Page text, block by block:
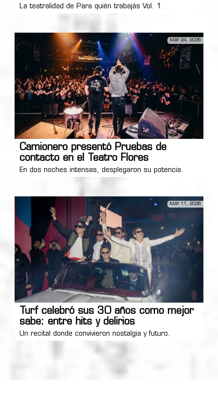
La teatralidad de Para quién trabajás Vol. 1.
MAY 24, 2026
Camionero presentó Pruebas de
contacto en el Teatro Flores
En dos noches intensas, desplegaron su potencia.
MAY 11, 2026
Turf celebró sus 30 años como mejor
sabe: entre hits y delirios
Un recital donde convivieron nostalgia y futuro.